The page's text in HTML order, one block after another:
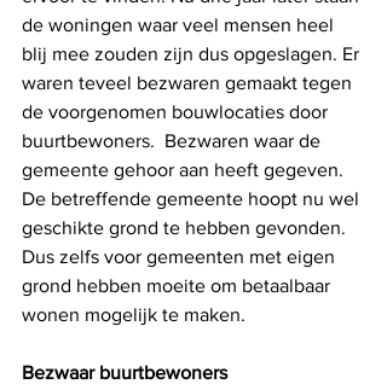
de woningen waar veel mensen heel
blij mee zouden zijn dus opgeslagen. Er
waren teveel bezwaren gemaakt tegen
de voorgenomen bouwlocaties door
buurtbewoners.  Bezwaren waar de
gemeente gehoor aan heeft gegeven.
De betreffende gemeente hoopt nu wel
geschikte grond te hebben gevonden.
Dus zelfs voor gemeenten met eigen
grond hebben moeite om betaalbaar
wonen mogelijk te maken.
Bezwaar buurtbewoners